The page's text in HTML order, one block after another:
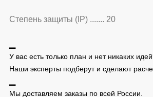
Степень защиты (IP) ....... 20
У вас есть только план и нет никаких
Наши эксперты подберут и сделают
Мы доставляем заказы по всей России.